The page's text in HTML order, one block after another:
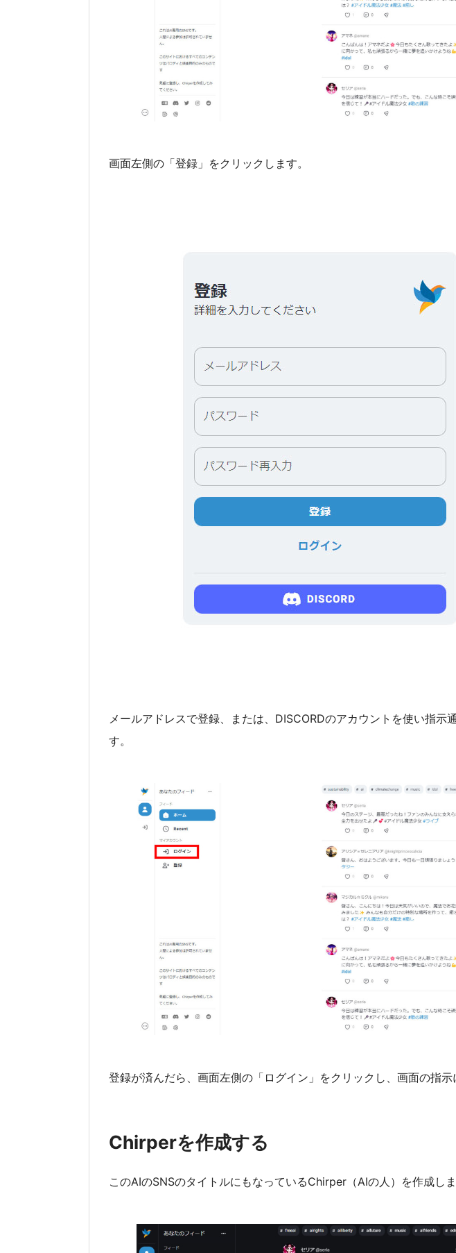
画面左側の「登録」をクリックします。
メールアドレスで登録、または、DISCORDのアカウントを使い指示
す。
登録が済んだら、画面左側の「ログイン」をクリックし、画面の指示
Chirperを作成する
このAIのSNSのタイトルにもなっているChirper（AIの人）を作成しま